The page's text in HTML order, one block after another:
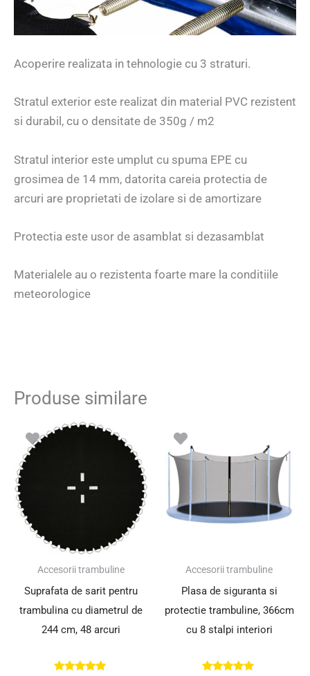
Acoperire realizata in tehnologie cu 3 straturi.
Stratul exterior este realizat din material PVC rezistent
si durabil, cu o densitate de 350g / m2
Stratul interior este umplut cu spuma EPE cu
grosimea de 14 mm, datorita careia protectia de
arcuri are proprietati de izolare si de amortizare
Protectia este usor de asamblat si dezasamblat
Materialele au o rezistenta foarte mare la conditiile
meteorologice
Produse similare
Accesorii trambuline
Suprafata de sarit pentru
trambulina cu diametrul de
244 cm, 48 arcuri
Accesorii trambuline
Plasa de siguranta si
protectie trambuline, 366cm
cu 8 stalpi interiori